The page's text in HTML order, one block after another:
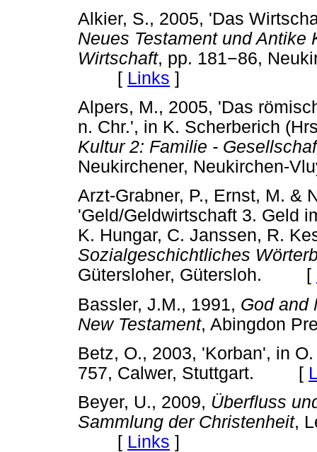
Alkier, S., 2005, 'Das
Neues Testament und Antike
Wirtschaft, pp. 181−86,
[ Links ]
Alpers, M., 2005, 'Das
n. Chr.', in K. Scherberich
Kultur 2: Familie -
Neukirchener,
Arzt-Grabner, P., Ernst, M. &
'Geld/Geldwirtschaft 3. Geld
K. Hungar, C. Janssen, R.
Sozialgeschichtliches
Gütersloher, Gütersloh. [
Bassler, J.M., 1991, God and
New Testament, Abingdon
Betz, O., 2003, 'Korban', in
757, Calwer, Stuttgart. [
Beyer, U., 2009, Überfluss
Sammlung der Christenheit,
[ Links ]